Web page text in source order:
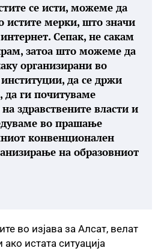
се исти, можеме да
истите мерки, што значи
Сепак, не сакам
затоа што можеме да
организирани во
да се држи
да ги почитуваме
здравствените власти и
во прашање
конвенционален
на образовниот
во изјава за Алсат, велат
истата ситуација